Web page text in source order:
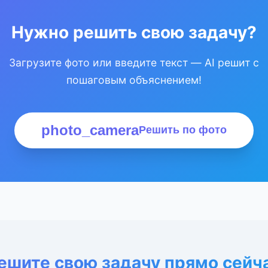
Нужно решить свою задачу?
Загрузите фото или введите текст — AI решит с
пошаговым объяснением!
photo_cameraРешить по фото
свою задачу прямо